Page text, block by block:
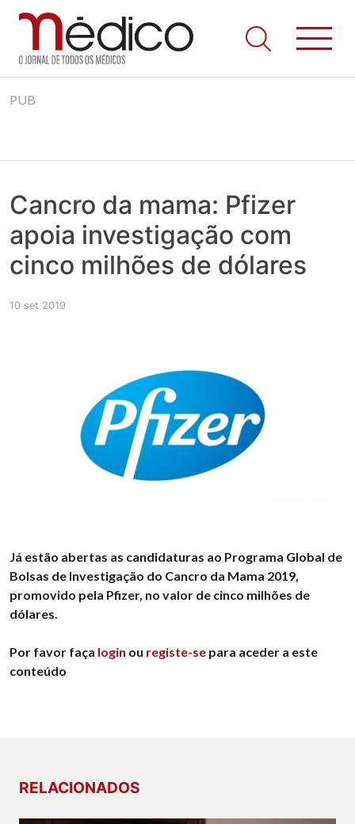
to
Jornal Médico
Médico – O Jornal de Todos os Médicos. Onde as notícias
realmente contam! Tudo o que se passa na Saúde!
PUB
Cancro da mama: Pfizer
apoia investigação com
cinco milhões de dólares
10 set 2019
Já estão abertas as candidaturas ao Programa Global de
Bolsas de Investigação do Cancro da Mama 2019,
promovido pela Pfizer, no valor de cinco milhões de
dólares.
Por favor faça login ou registe-se para aceder a este
conteúdo
RELACIONADOS